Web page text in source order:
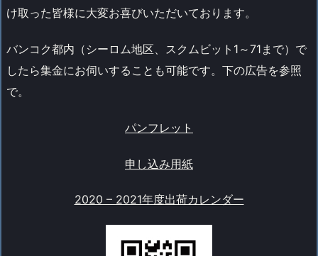
け取った皆様に大変お喜びいただいております。
バンコク都内（シーロム地区、スクムビット1～71まで）で
したら集金にお伺いすることも可能です。下の広告を参照
で。
パンフレット
申し込み用紙
2020 – 2021年度出荷カレンダー